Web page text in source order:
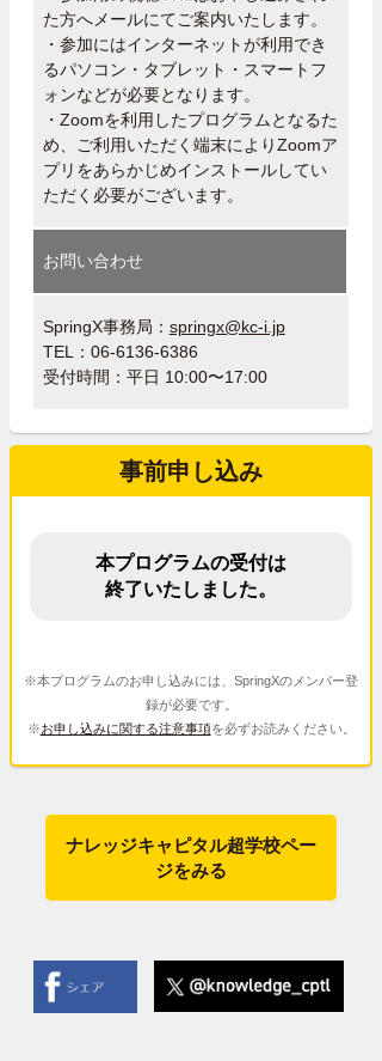
た方へメールにてご案内いたします。
・参加にはインターネットが利用でき
るパソコン・タブレット・スマートフ
ォンなどが必要となります。
・Zoomを利用したプログラムとなるた
め、ご利用いただく端末によりZoomア
プリをあらかじめインストールしてい
ただく必要がございます。
お問い合わせ
SpringX事務局： springx@kc-i.jp
TEL：06-6136-6386
受付時間：平日 10:00〜17:00
事前申し込み
本プログラムの受付は
終了いたしました。
※本プログラムのお申し込みには、SpringXのメンバー登
録が必要です。
※お申し込みに関する注意事項を必ずお読みください。
ナレッジキャピタル超学校ペー
ジをみる